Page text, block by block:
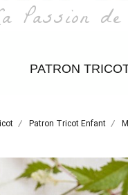
Passion
PATRON
Patron Tricot Enfant